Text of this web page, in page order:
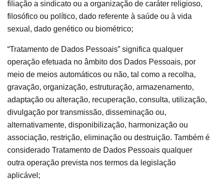
filiação a sindicato ou a organização de caráter religioso,
filosófico ou político, dado referente à saúde ou à vida
sexual, dado genético ou biométrico;
“Tratamento de Dados Pessoais” significa qualquer
operação efetuada no âmbito dos Dados Pessoais, por
meio de meios automáticos ou não, tal como a recolha,
gravação, organização, estruturação, armazenamento,
adaptação ou alteração, recuperação, consulta, utilização,
divulgação por transmissão, disseminação ou,
alternativamente, disponibilização, harmonização ou
associação, restrição, eliminação ou destruição. Também é
considerado Tratamento de Dados Pessoais qualquer
outra operação prevista nos termos da legislação
aplicável;